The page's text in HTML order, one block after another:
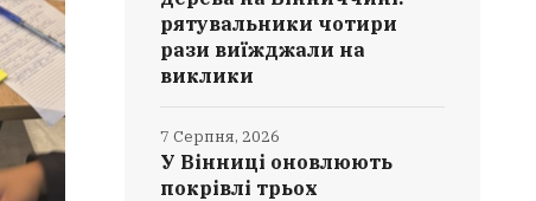
рятувальники чотири
рази виїжджали на
виклики
У Вінниці оновлюють
покрівлі трьох
7 Серпня, 2026